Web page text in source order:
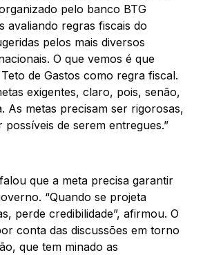
pelo banco BTG
avaliando regras fiscais do
pelos mais diversos
O que vemos é que
de Gastos como regra fiscal.
exigentes, claro, pois, senão,
As metas precisam ser rigorosas,
possíveis de serem entregues.”
que a meta precisa garantir
“Quando se projeta
perde credibilidade”, afirmou. O
conta das discussões em torno
que tem minado as